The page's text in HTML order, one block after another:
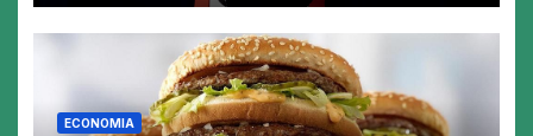
ECONOMIA